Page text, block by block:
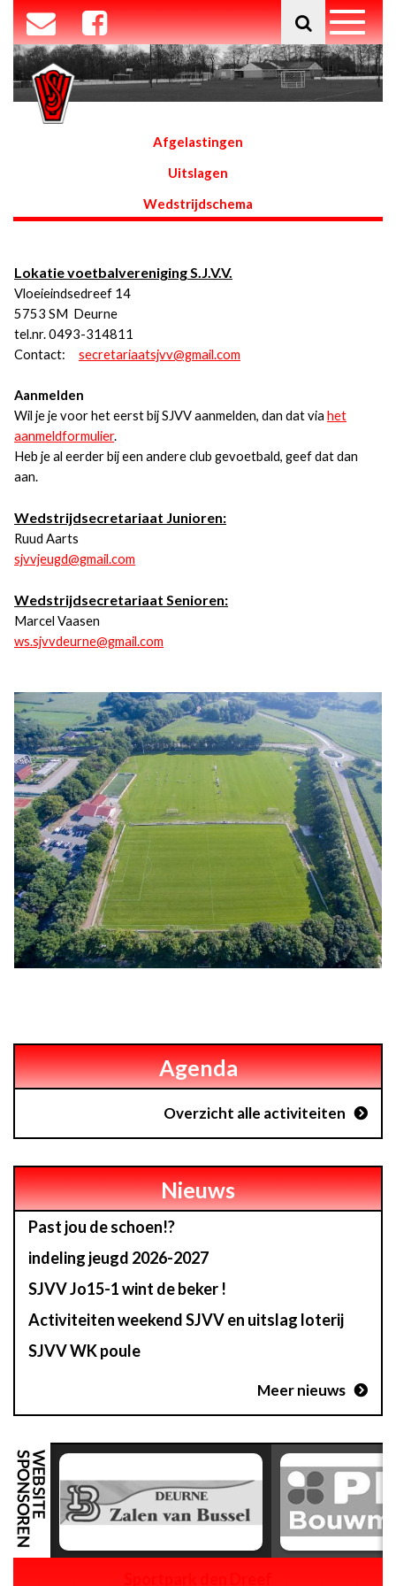
Afgelastingen
Uitslagen
Wedstrijdschema
Lokatie voetbalvereniging S.J.V.V.
Vloeieindsedreef 14
5753 SM Deurne
tel.nr. 0493-314811
Contact: secretariaatsjvv@gmail.com
Aanmelden
Wil je je voor het eerst bij SJVV aanmelden, dan dat via het
aanmeldformulier.
Heb je al eerder bij een andere club gevoetbald, geef dat dan
aan.
Wedstrijdsecretariaat Junioren:
Ruud Aarts
sjvvjeugd@gmail.com
Wedstrijdsecretariaat Senioren:
Marcel Vaasen
ws.sjvvdeurne@gmail.com
Agenda
Overzicht alle activiteiten
Nieuws
Past jou de schoen!?
indeling jeugd 2026-2027
SJVV Jo15-1 wint de beker !
Activiteiten weekend SJVV en uitslag loterij
SJVV WK poule
Meer nieuws